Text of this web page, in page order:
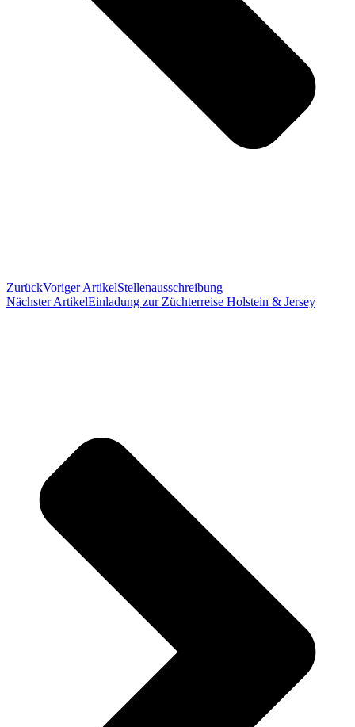
ZurückVoriger ArtikelStellenausschreibung
Nächster ArtikelEinladung zur Züchterreise Holstein & Jersey